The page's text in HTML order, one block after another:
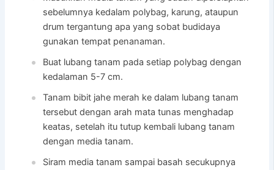
sebelumnya kedalam polybag, karung, ataupun
drum tergantung apa yang sobat budidaya
gunakan tempat penanaman.
Buat lubang tanam pada setiap polybag dengan
kedalaman 5-7 cm.
Tanam bibit jahe merah ke dalam lubang tanam
tersebut dengan arah mata tunas menghadap
keatas, setelah itu tutup kembali lubang tanam
dengan media tanam.
Siram media tanam sampai basah secukupnya